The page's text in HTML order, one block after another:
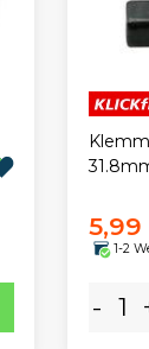
1-2
-